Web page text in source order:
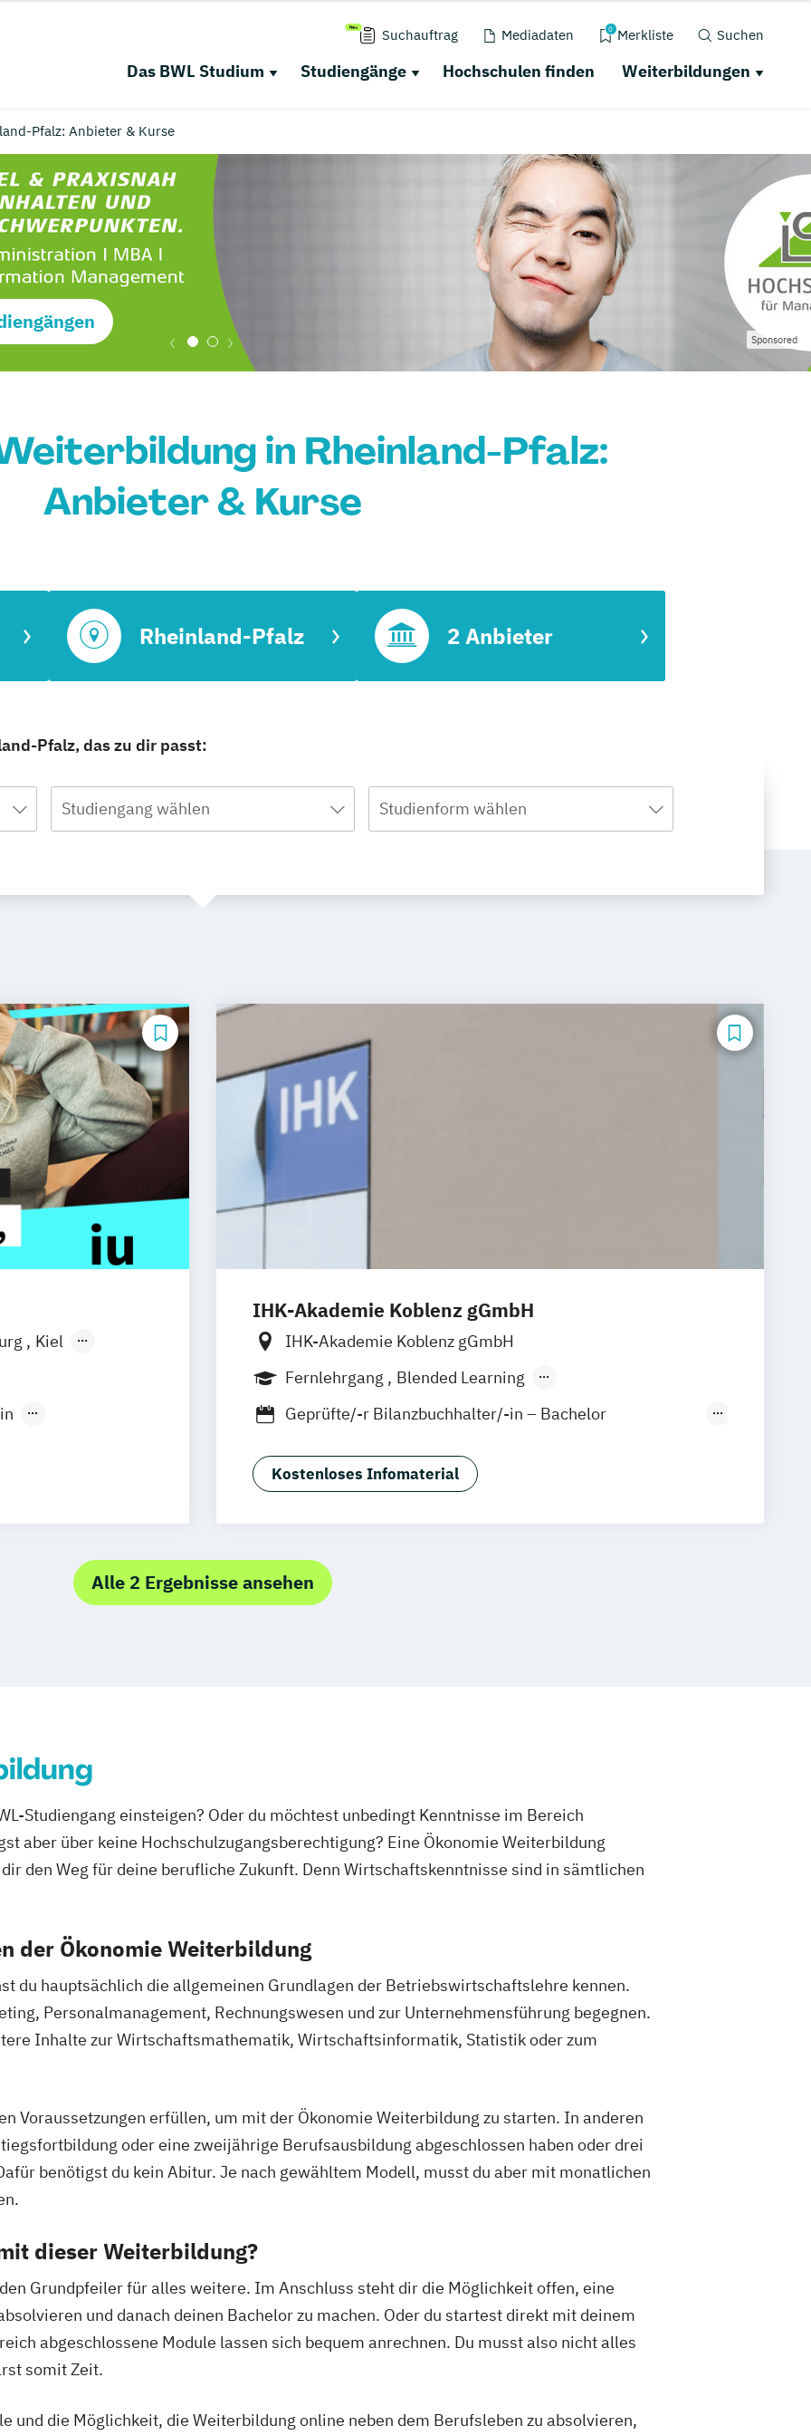
Suchauftrag Mediadaten 0 Merkliste Suchen
Das BWL Studium Studiengänge Hochschulen finden Weiterbildungen
Pfalz: Anbieter & Kurse
Sponsored
in Rheinland-Pfalz:
Anbieter & Kurse
Rheinland-Pfalz 2 Anbieter
Pfalz, das zu dir passt:
Studiengang wählen Studienform wählen
Kiel
Neu-Ulm
IHK-Akademie Koblenz gGmbH
IHK-Akademie Koblenz gGmbH
Fernlehrgang
Blended Learning
Berufsbegleitender Präsenzlehrgang
Geprüfte/-r Bilanzbuchhalter/-in – Bachelor
Geprüfte/-r Industriefachwirt/-in
Geprüfte/-r Personalfachkaufmann/-frau
Geprüfte/-r Wirtschaftsfachwirt/-in | Fernstudium in
Kooperation mit European College of Business and
Kostenloses Infomaterial
Alle 2 Ergebnisse ansehen
Studiengang einsteigen? Oder du möchtest unbedingt Kenntnisse im Bereich
aber über keine Hochschulzugangsberechtigung? Eine Ökonomie Weiterbildung
den Weg für deine berufliche Zukunft. Denn Wirtschaftskenntnisse sind in sämtlichen
der Ökonomie Weiterbildung
du hauptsächlich die allgemeinen Grundlagen der Betriebswirtschaftslehre kennen.
Personalmanagement, Rechnungswesen und zur Unternehmensführung begegnen.
Inhalte zur Wirtschaftsmathematik, Wirtschaftsinformatik, Statistik oder zum
Voraussetzungen erfüllen, um mit der Ökonomie Weiterbildung zu starten. In anderen
oder eine zweijährige Berufsausbildung abgeschlossen haben oder drei
benötigst du kein Abitur. Je nach gewähltem Modell, musst du aber mit monatlichen
dieser Weiterbildung?
Grundpfeiler für alles weitere. Im Anschluss steht dir die Möglichkeit offen, eine
und danach deinen Bachelor zu machen. Oder du startest direkt mit deinem
abgeschlossene Module lassen sich bequem anrechnen. Du musst also nicht alles
somit Zeit.
und die Möglichkeit, die Weiterbildung online neben dem Berufsleben zu absolvieren,